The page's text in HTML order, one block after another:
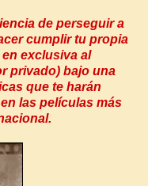
de perseguir a
cumplir tu propia
en exclusiva al
privado) bajo una
que te harán
las películas más